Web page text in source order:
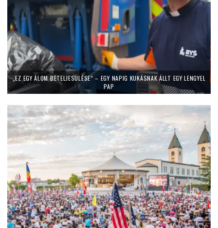
„EZ EGY ÁLOM BETELJESÜLÉSE” – EGY NAPIG KUKÁSNAK ÁLLT EGY LENGYEL
PAP